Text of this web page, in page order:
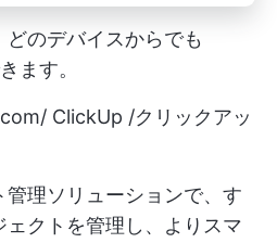
のデバイスからでも
ます。
ClickUp /クリックアッ
理ソリューションで、す
クトを管理し、よりスマ